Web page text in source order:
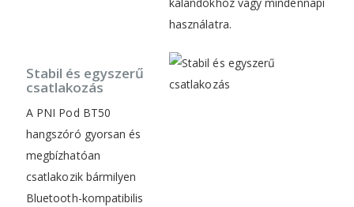
használatra.
Stabil és egyszerű
csatlakozás
A PNI Pod BT50
hangszóró gyorsan és
megbízhatóan
csatlakozik bármilyen
Bluetooth-kompatibilis